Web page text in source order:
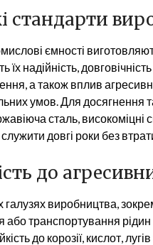
стандарти
ємності
їх надійність,
а також вплив
умов. Для досягнення
сталь, високоміцні
довгі роки без
до
галузях виробництва,
або транспортування рідин
до корозії, кислот,